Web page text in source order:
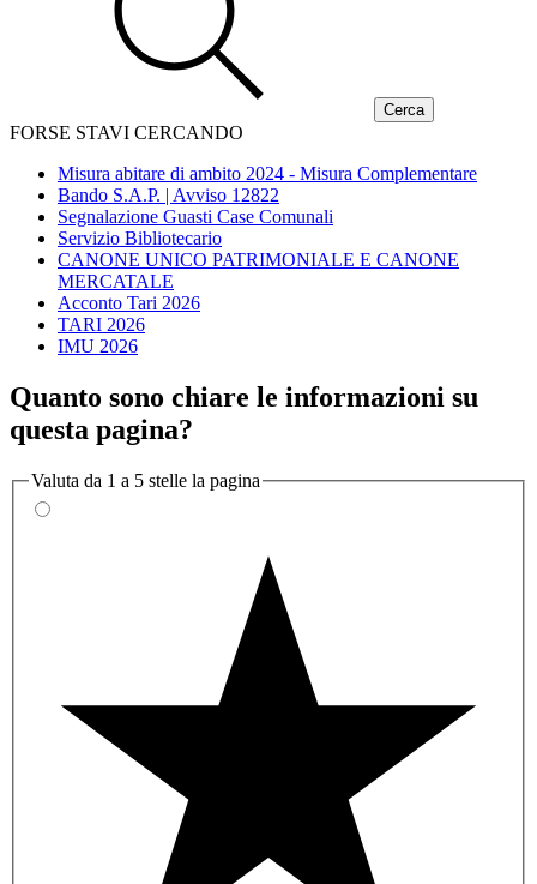
FORSE STAVI CERCANDO
Misura abitare di ambito 2024 - Misura Complementare
Bando S.A.P. | Avviso 12822
Segnalazione Guasti Case Comunali
Servizio Bibliotecario
CANONE UNICO PATRIMONIALE E CANONE
MERCATALE
Acconto Tari 2026
TARI 2026
IMU 2026
Quanto sono chiare le informazioni su
questa pagina?
Valuta da 1 a 5 stelle la pagina